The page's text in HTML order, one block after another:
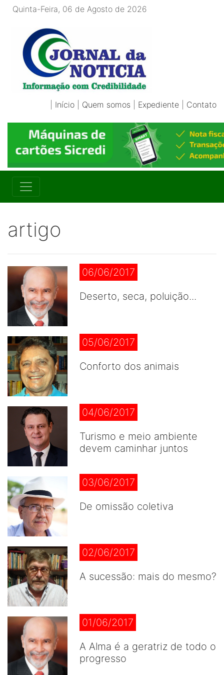
Quinta-Feira, 06 de Agosto de 2026
Início Quem somos Expediente Contato
artigo
06/06/2017
Deserto, seca, poluição...
05/06/2017
Conforto dos animais
04/06/2017
Turismo e meio ambiente
devem caminhar juntos
03/06/2017
De omissão coletiva
02/06/2017
A sucessão: mais do mesmo?
01/06/2017
A Alma é a geratriz de todo o
progresso